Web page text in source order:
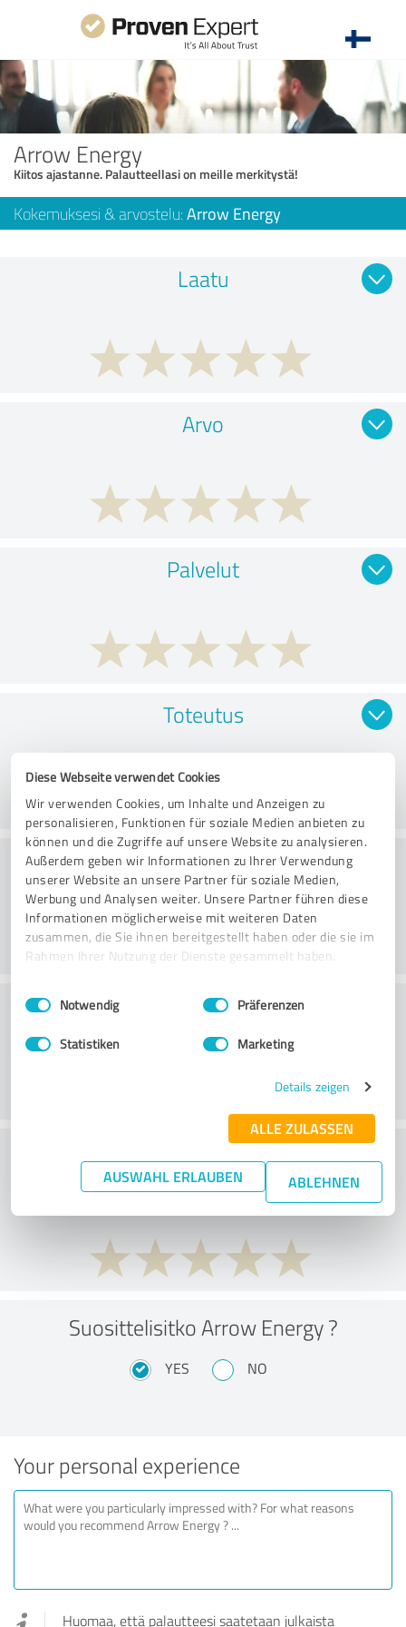
Diese Webseite verwendet Cookies
Wir verwenden Cookies, um Inhalte und Anzeigen zu
personalisieren, Funktionen für soziale Medien anbieten zu
können und die Zugriffe auf unsere Website zu analysieren.
Außerdem geben wir Informationen zu Ihrer Verwendung
unserer Website an unsere Partner für soziale Medien,
Werbung und Analysen weiter. Unsere Partner führen diese
Informationen möglicherweise mit weiteren Daten
zusammen, die Sie ihnen bereitgestellt haben oder die sie im
Rahmen Ihrer Nutzung der Dienste gesammelt haben.
Impressum Datenschutzbestimmungen
Einwilligungsauswahl
Notwendig Präferenzen
Statistiken Marketing
Details zeigen
ALLE ZULASSEN
AUSWAHL ERLAUBEN ABLEHNEN
Arrow Energy
Kiitos ajastanne. Palautteellasi on meille merkitystä!
Kokemuksesi & arvostelu: Arrow Energy
Laatu
Arvo
Palvelut
Toteutus
Konsultointi
Asiakaspalvelu
What do you think of the price to
performance ratio?
Suosittelisitko Arrow Energy ?
YES NO
Your personal experience
Huomaa, että palautteesi saatetaan julkaista